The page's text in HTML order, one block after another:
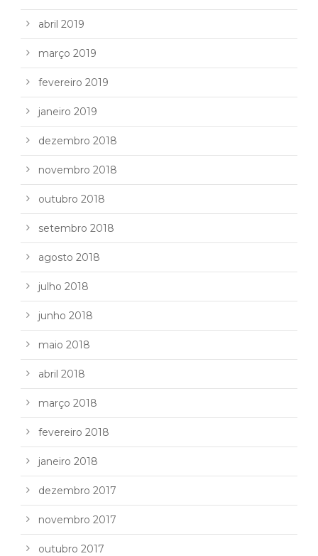
abril 2019
março 2019
fevereiro 2019
janeiro 2019
dezembro 2018
novembro 2018
outubro 2018
setembro 2018
agosto 2018
julho 2018
junho 2018
maio 2018
abril 2018
março 2018
fevereiro 2018
janeiro 2018
dezembro 2017
novembro 2017
outubro 2017